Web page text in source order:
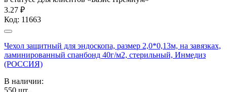
3.27 ₽
Код: 11663
Чехол защитный для эндоскопа, размер 2,0*0,13м, на завязках,
ламинированный спанбонд 40г/м2, стерильный, Инмедиз
(РОССИЯ)
В наличии:
550 шт.